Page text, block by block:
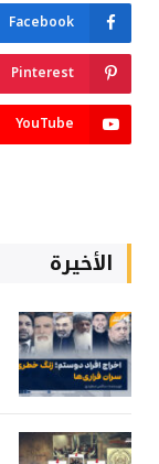
Facebook
Pinterest
YouTube
الأخيرة